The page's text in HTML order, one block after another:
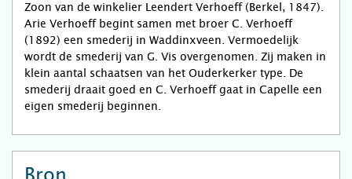
Zoon van de winkelier Leendert Verhoeff (Berkel, 1847).
Arie Verhoeff begint samen met broer C. Verhoeff
(1892) een smederij in Waddinxveen. Vermoedelijk
wordt de smederij van G. Vis overgenomen. Zij maken in
klein aantal schaatsen van het Ouderkerker type. De
smederij draait goed en C. Verhoeff gaat in Capelle een
eigen smederij beginnen.